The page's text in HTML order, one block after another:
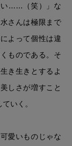
い……（笑）」な
さんは極限まで
よって個性は違
ものである。そ
き生きとするよ
しさが増すこと
いく。
愛いものじゃな